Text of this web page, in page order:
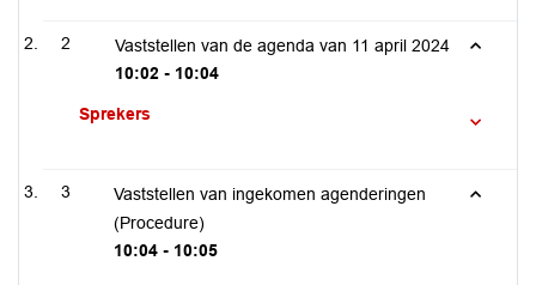
2
Vaststellen van de agenda van 11 april 2024
10:02 - 10:04
Sprekers
3
Vaststellen van ingekomen agenderingen
(Procedure)
10:04 - 10:05